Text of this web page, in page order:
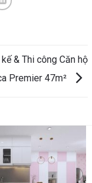
& Thi công Căn hộ
Premier 47m²